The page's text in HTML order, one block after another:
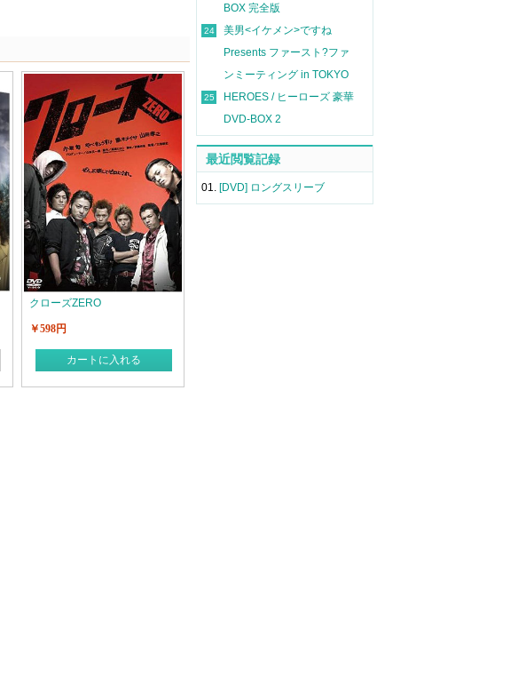
クローズZERO
￥598円
カートに入れる
BOX 完全版
24
美男<イケメン>ですね
Presents ファースト?ファ
ンミーティング in TOKYO
25
HEROES / ヒーローズ 豪華
DVD-BOX 2
最近閲覧記録
01. [DVD] ロングスリーブ